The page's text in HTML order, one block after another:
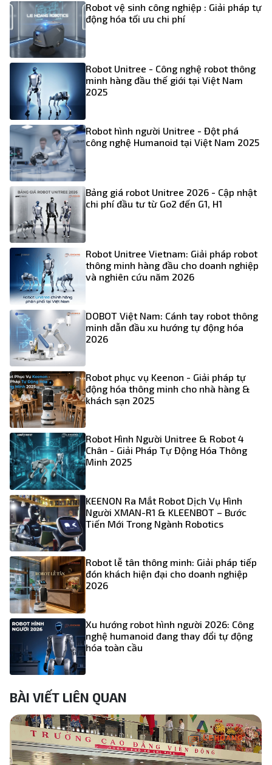
Robot vệ sinh công nghiệp : Giải pháp tự
động hóa tối ưu chi phí
Robot Unitree - Công nghệ robot thông
minh hàng đầu thế giới tại Việt Nam
2025
Robot hình người Unitree - Đột phá
công nghệ Humanoid tại Việt Nam 2025
Bảng giá robot Unitree 2026 - Cập nhật
chi phí đầu tư từ Go2 đến G1, H1
Robot Unitree Vietnam: Giải pháp robot
thông minh hàng đầu cho doanh nghiệp
và nghiên cứu năm 2026
DOBOT Việt Nam: Cánh tay robot thông
minh dẫn đầu xu hướng tự động hóa
2026
Robot phục vụ Keenon - Giải pháp tự
động hóa thông minh cho nhà hàng &
khách sạn 2025
Robot Hình Người Unitree & Robot 4
Chân - Giải Pháp Tự Động Hóa Thông
Minh 2025
KEENON Ra Mắt Robot Dịch Vụ Hình
Người XMAN-R1 & KLEENBOT – Bước
Tiến Mới Trong Ngành Robotics
Robot lễ tân thông minh: Giải pháp tiếp
đón khách hiện đại cho doanh nghiệp
2026
Xu hướng robot hình người 2026: Công
nghệ humanoid đang thay đổi tự động
hóa toàn cầu
BÀI VIẾT LIÊN QUAN